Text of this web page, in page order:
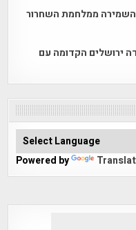
ממלחמת השחרור
ירושלים הקדומה עם
Powered by